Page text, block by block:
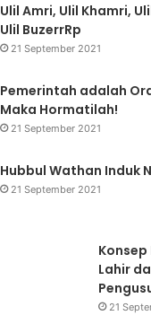
Ulil Amri, Ulil Khamri,
Ulil BuzerrRp
21 September 2021
Pemerintah adalah
Maka Hormatilah!
21 September 2021
Hubbul Wathan Induk
21 September 2021
Lahir
21